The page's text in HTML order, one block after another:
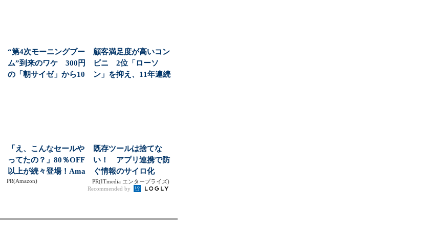
“第4次モーニングブー
ム”到来のワケ 300円
の「朝サイゼ」から10
顧客満足度が高いコン
ビニ 2位「ローソ
ン」を抑え、11年連続
「え、こんなセールや
ってたの？」80％OFF
以上が続々登場！Ama
zonの本気が...
PR(Amazon)
既存ツールは捨てな
い！ アプリ連携で防
ぐ情報のサイロ化
PR(ITmedia エンタープライズ)
Recommended by